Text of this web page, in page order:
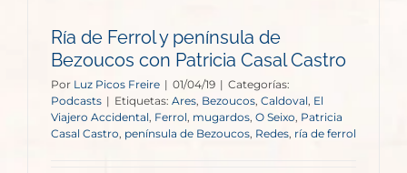
Ría de Ferrol y península de
Bezoucos con Patricia Casal Castro
Por Luz Picos Freire | 01/04/19 | Categorías:
Podcasts | Etiquetas: Ares, Bezoucos, Caldoval, El
Viajero Accidental, Ferrol, mugardos, O Seixo, Patricia
Casal Castro, península de Bezoucos, Redes, ría de ferrol